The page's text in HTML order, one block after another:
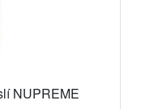
NUPREME